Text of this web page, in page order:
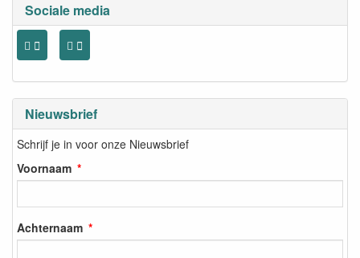
Sociale media
Nieuwsbrief
Schrijf je in voor onze Nieuwsbrief
Voornaam
Achternaam